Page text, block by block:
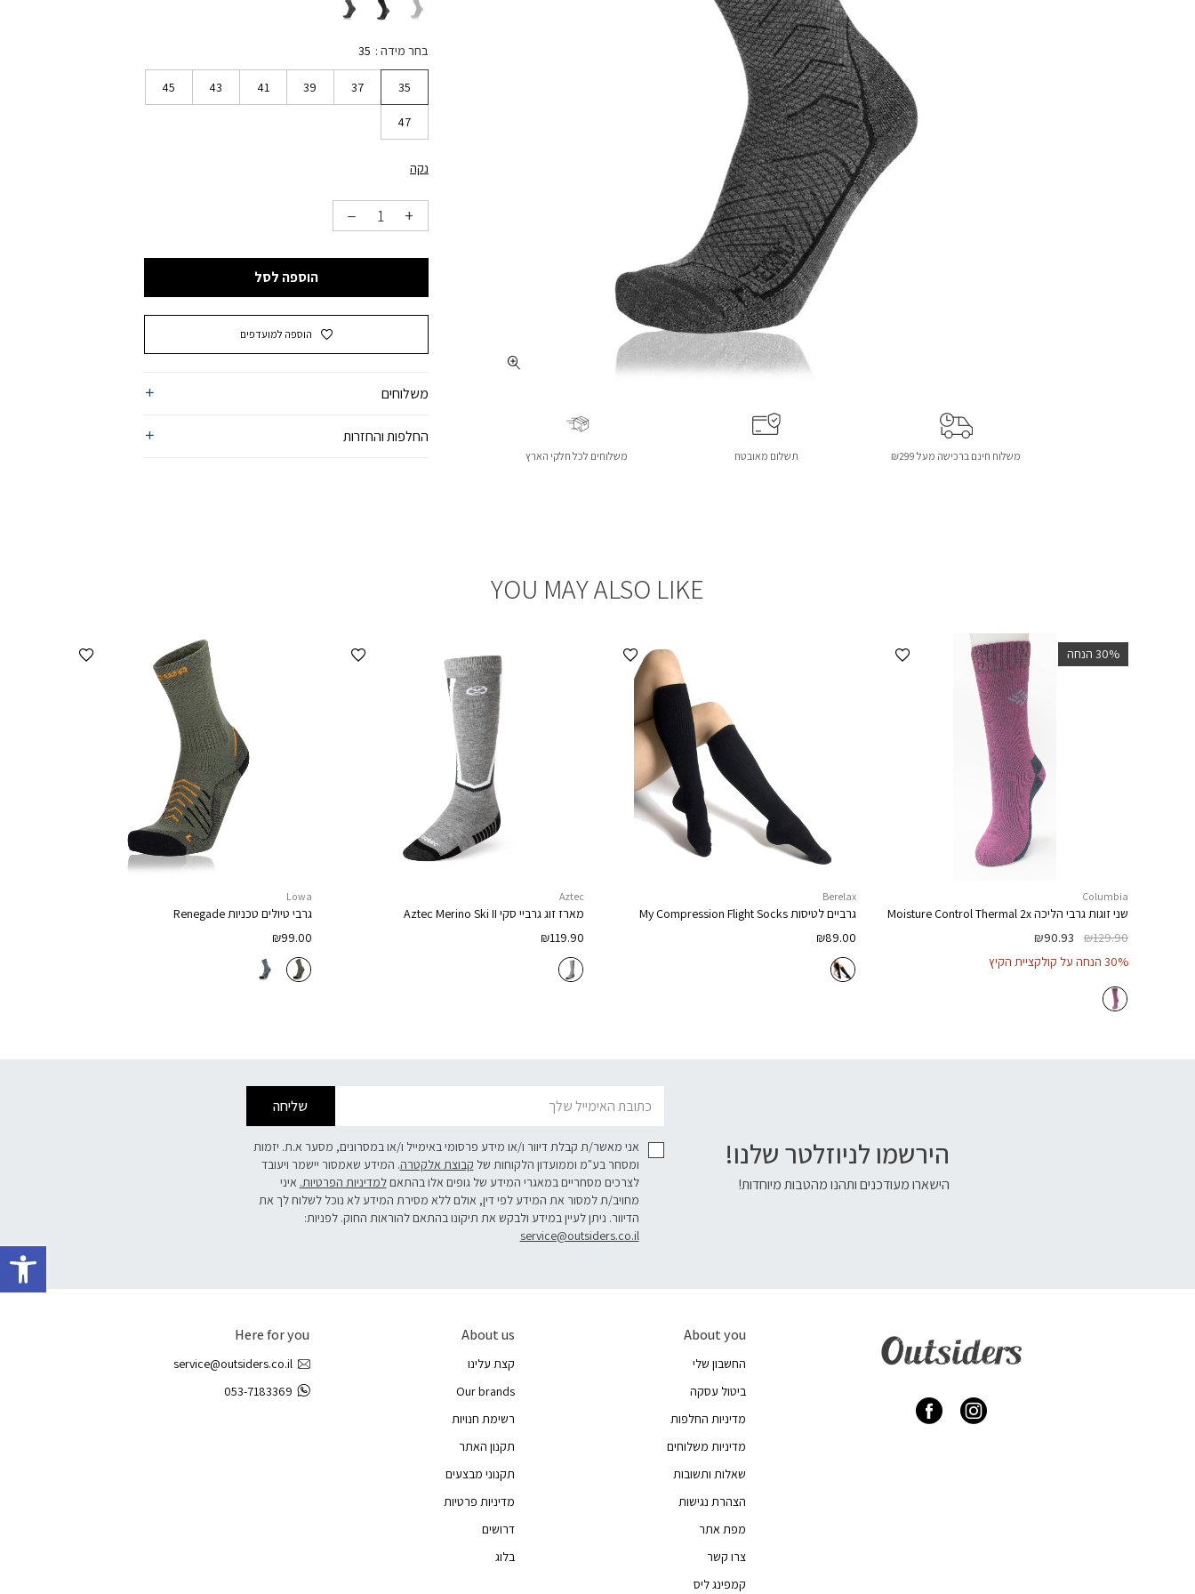
בחר מידה 35
35
37
39
41
43
45
47
נקה
הוספה לסל
הוספה למועדפים
משלוחים
החלפות והחזרות
משלוח חינם ברכישה מעל ₪299 תשלום מאובטח משלוחים לכל חלקי הארץ
YOU MAY ALSO LIKE
הוספה למועדפים ‫30% הנחה
Columbia
שני זוגות גרבי הליכהMoisture Control Thermal 2x
₪129.90
₪90.93
30% הנחה על קולקציית הקיץ
הוספה למועדפים
Berelax
גרביים לטיסותMy Compression Flight Socks
₪89.00
הוספה למועדפים
Aztec
מארז זוג גרביי סקי Aztec Merino Ski II
₪119.90
הוספה למועדפים
Lowa
גרבי טיולים טכניותRenegade
₪99.00
הירשמו לניוזלטר שלנו!
הישארו מעודכנים ותהנו מהטבות מיוחדות!
שליחה
אני מאשר/ת קבלת דיוור ו/או מידע פרסומי באימייל ו/או במסרונים, מסער א.ת. יזמות
ומסחר בע"מ וממועדון הלקוחות של קבוצת אלקטרה. המידע שאמסור יישמר ויעובד
לצרכים מסחריים במאגרי המידע של גופים אלו בהתאםלמדיניות הפרטיות. איני
מחויב/ת למסור את המידע לפי דין, אולם ללא מסירת המידע לא נוכל לשלוח לך את
הדיוור. ניתן לעיין במידע ולבקש את תיקונו בהתאם להוראות החוק. לפניות:
service@outsiders.co.il
About you
החשבון שלי
ביטול עסקה
מדיניות החלפות
מדיניות משלוחים
שאלות ותשובות
הצהרת נגישות
מפת אתר
צרו קשר
קמפינג ליס
About us
קצת עלינו
Our brands
רשימת חנויות
תקנון האתר
תקנוני מבצעים
מדיניות פרטיות
דרושים
בלוג
Here for you
service@outsiders.co.il
053-7183369